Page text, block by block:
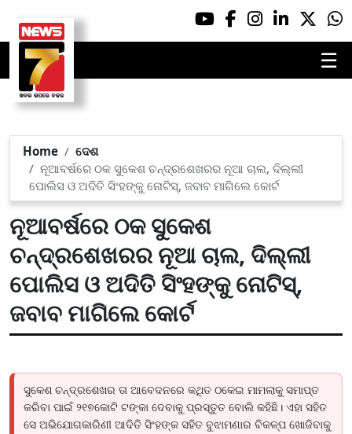
☰
Home
ଦେଶ
ନୂଆବର୍ଷରେ ଠକ ସୁକେଶ ଚନ୍ଦ୍ରଶେଖରର ନୂଆ ଚାଲ, ଦିଲ୍ଲୀ
ପୋଲିସ ଓ ଅଦିତି ସିଂହଙ୍କୁ ନୋଟିସ୍, ଜବାବ ମାଗିଲେ କୋର୍ଟ
ନୂଆବର୍ଷରେ ଠକ ସୁକେଶ
ଚନ୍ଦ୍ରଶେଖରର ନୂଆ ଚାଲ, ଦିଲ୍ଲୀ
ପୋଲିସ ଓ ଅଦିତି ସିଂହଙ୍କୁ ନୋଟିସ୍,
ଜବାବ ମାଗିଲେ କୋର୍ଟ
ସୁକେଶ ଚନ୍ଦ୍ରଶେଖର ତା ଆବେଦନରେ କଥିତ ଠକେଇ ମାମଲାକୁ ସମାପ୍ତ
କରିବା ପାଇଁ ୨୧୭କୋଟି ଟଙ୍କା ଦେବାକୁ ପ୍ରସ୍ତୁତ ବୋଲି କହିଛି। ଏହା ସହିତ
ସେ ଅଭିଯୋଗକାରିଣୀ ଆଦିତି ସିଂହଙ୍କ ସହିତ ବୁଝାମଣାର ବିକଳ୍ପ ଖୋଜିବାକୁ